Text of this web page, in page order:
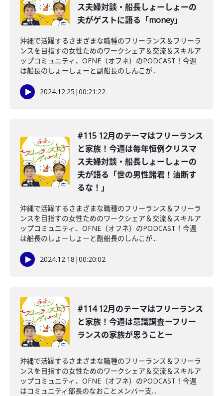
ス夫婦対談・船長しょーしょーの
夫がゲストに語る「money」
沖縄で活躍するさまざまな職種のフリーランス＆フリーラ
ンスを目指すの女性ためのワークシェア＆交流＆スキルア
ップコミュニティ、OFNE（オフネ）のPODCAST！今週
は船長のしょーしょーと副船長のしんこが...
2024.12.25 |00:21:22
#115 12月のテーマはフリーランス
と家族！今週は毎年恒例クリスマ
ス夫婦対談・船長しょーしょーの
夫が語る「世の男性諸君！油断す
るな！」
沖縄で活躍するさまざまな職種のフリーランス＆フリーラ
ンスを目指すの女性ためのワークシェア＆交流＆スキルア
ップコミュニティ、OFNE（オフネ）のPODCAST！今週
は船長のしょーしょーと副船長のしんこが...
2024.12.18 |00:20:02
#114 12月のテーマはフリーランス
と家族！今週は意識調査ーフリー
ランスの家族が思うことー
沖縄で活躍するさまざまな職種のフリーランス＆フリーラ
ンスを目指すの女性ためのワークシェア＆交流＆スキルア
ップコミュニティ、OFNE（オフネ）のPODCAST！今週
はコミュニティ部長のなおことメンバー支...